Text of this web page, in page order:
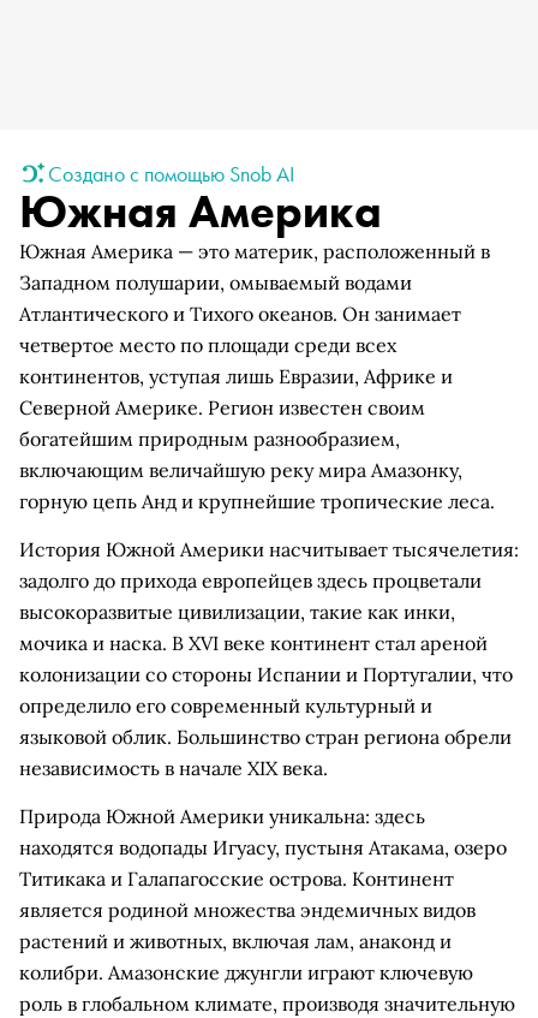
Создано с помощью Snob AI
Южная Америка
Южная Америка — это материк, расположенный в
Западном полушарии, омываемый водами
Атлантического и Тихого океанов. Он занимает
четвертое место по площади среди всех
континентов, уступая лишь Евразии, Африке и
Северной Америке. Регион известен своим
богатейшим природным разнообразием,
включающим величайшую реку мира Амазонку,
горную цепь Анд и крупнейшие тропические леса.
История Южной Америки насчитывает тысячелетия:
задолго до прихода европейцев здесь процветали
высокоразвитые цивилизации, такие как инки,
мочика и наска. В XVI веке континент стал ареной
колонизации со стороны Испании и Португалии, что
определило его современный культурный и
языковой облик. Большинство стран региона обрели
независимость в начале XIX века.
Природа Южной Америки уникальна: здесь
находятся водопады Игуасу, пустыня Атакама, озеро
Титикака и Галапагосские острова. Континент
является родиной множества эндемичных видов
растений и животных, включая лам, анаконд и
колибри. Амазонские джунгли играют ключевую
роль в глобальном климате, производя значительную